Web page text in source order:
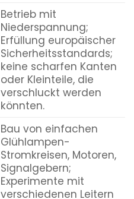
Betrieb mit
Niederspannung;
Erfüllung europäischer
Sicherheitsstandards;
keine scharfen Kanten
oder Kleinteile, die
verschluckt werden
könnten.
Bau von einfachen
Glühlampen-
Stromkreisen, Motoren,
Signalgebern;
Experimente mit
verschiedenen Leitern